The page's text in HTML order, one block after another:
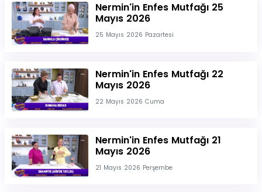
Nermin'in Enfes Mutfağı 25
Mayıs 2026
25 Mayıs 2026 Pazartesi
Nermin'in Enfes Mutfağı 22
Mayıs 2026
22 Mayıs 2026 Cuma
Nermin'in Enfes Mutfağı 21
Mayıs 2026
21 Mayıs 2026 Perşembe